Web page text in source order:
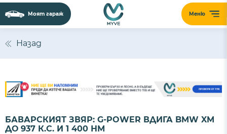
Сайтът използва 'бисквитки' (cookies) с
цел безпроблемно функциониране,
сайта, Вие приемате нашитеПолитика за
ПРИЕМАМ
Меню
Моят гараж
Назад
БАВАРСКИЯТ ЗВЯР: G-POWER ВДИГА BMW XM
ДО 937 К.С. И 1 400 НМ